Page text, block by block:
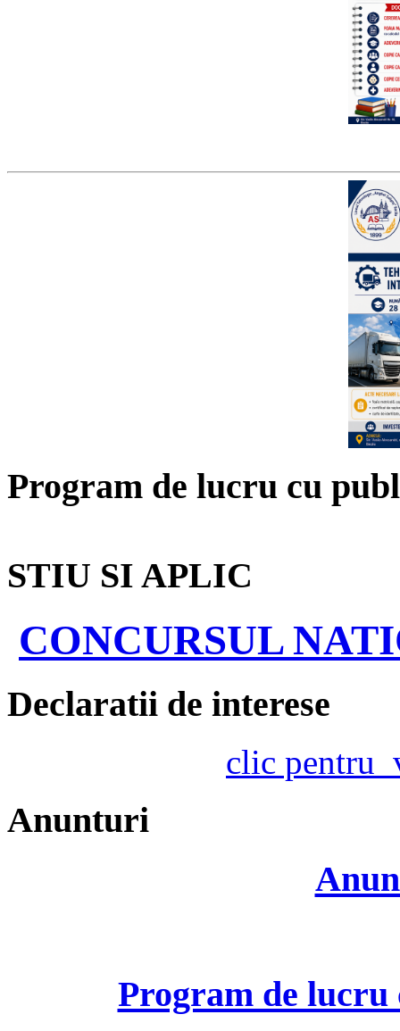
Program de lucru cu
STIU SI APLIC
CONCURSUL
Declaratii de interese
clic pentru
Anunturi
Program de